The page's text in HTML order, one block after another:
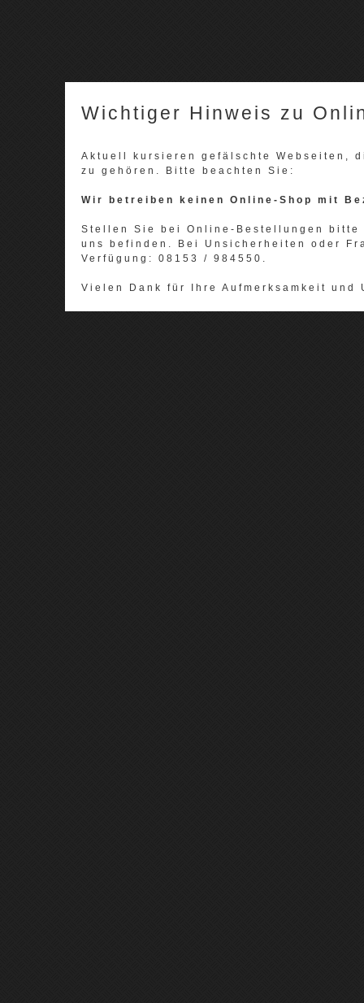
Wichtiger Hinweis zu
Aktuell kursieren gefälschte Webseiten,
zu gehören. Bitte beachten Sie:
Wir betreiben keinen Online-Shop mit
Stellen Sie bei Online-Bestellungen
uns befinden. Bei Unsicherheiten oder
Verfügung: 08153 / 984550.
Vielen Dank für Ihre Aufmerksamkeit und